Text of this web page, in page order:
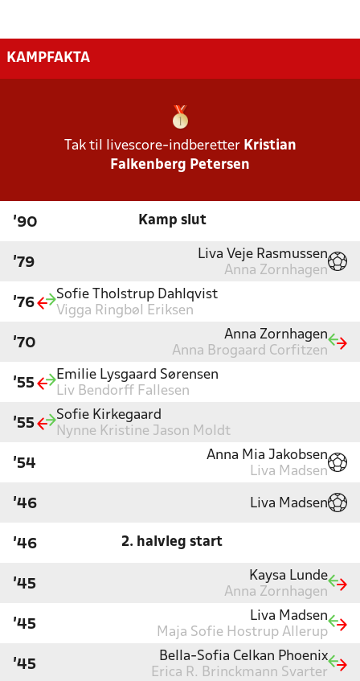
KAMPFAKTA
Tak til livescore-indberetter Kristian
Falkenberg Petersen
'90 Kamp slut
'79
Liva Veje Rasmussen
Anna Zornhagen
'76
Sofie Tholstrup Dahlqvist
Vigga Ringbøl Eriksen
'70
Anna Zornhagen
Anna Brogaard Corfitzen
'55
Emilie Lysgaard Sørensen
Liv Bendorff Fallesen
'55
Sofie Kirkegaard
Nynne Kristine Jason Moldt
'54
Anna Mia Jakobsen
Liva Madsen
'46 Liva Madsen
'46 2. halvleg start
'45
Kaysa Lunde
Anna Zornhagen
'45
Liva Madsen
Maja Sofie Hostrup Allerup
'45
Bella-Sofia Celkan Phoenix
Erica R. Brinckmann Svarter